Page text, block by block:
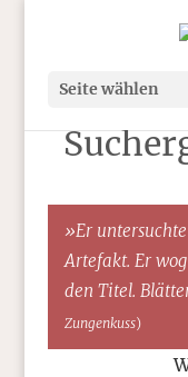
Seite wählen
»Er
Artefakt. Er
den Titel.
Zungenkuss)